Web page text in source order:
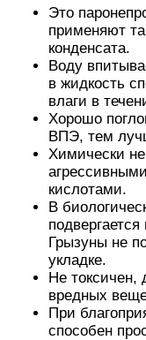
Это
применяют
конденсата.
Воду
в жидкость
влаги в
Хорошо
ВПЭ, тем
Химически
кислотами.
В
Грызуны не
укладке.
Не токсичен,
вредных
При
способен